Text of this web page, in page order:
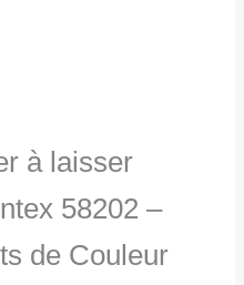
à laisser
58202 –
de Couleur